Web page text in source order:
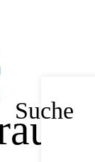
Suche